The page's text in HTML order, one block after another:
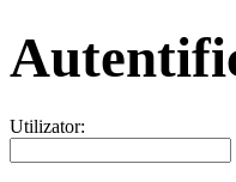
Utilizator: